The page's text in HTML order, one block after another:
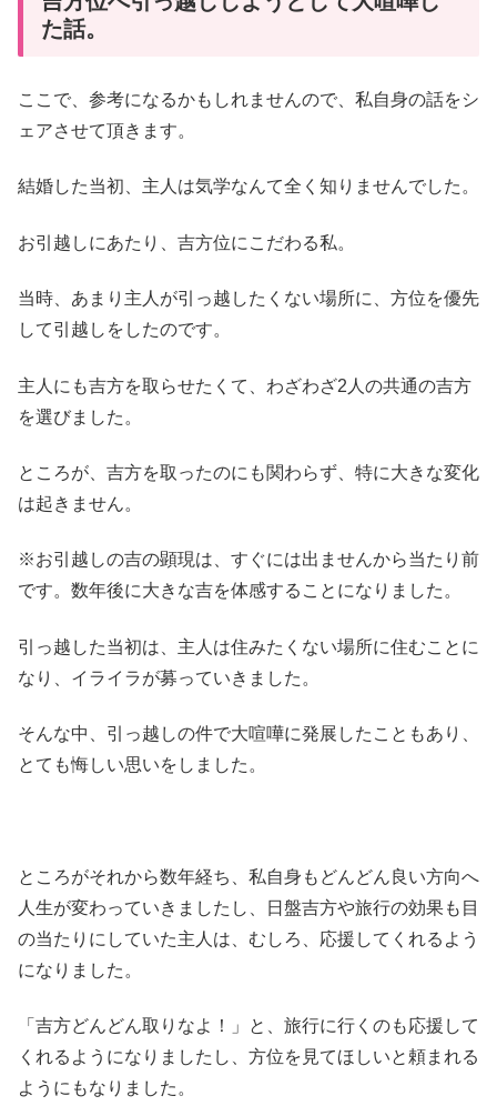
た話。
ここで、参考になるかもしれませんので、私自身の話をシ
ェアさせて頂きます。
結婚した当初、主人は気学なんて全く知りませんでした。
お引越しにあたり、吉方位にこだわる私。
当時、あまり主人が引っ越したくない場所に、方位を優先
して引越しをしたのです。
主人にも吉方を取らせたくて、わざわざ2人の共通の吉方
を選びました。
ところが、吉方を取ったのにも関わらず、特に大きな変化
は起きません。
※お引越しの吉の顕現は、すぐには出ませんから当たり前
です。数年後に大きな吉を体感することになりました。
引っ越した当初は、主人は住みたくない場所に住むことに
なり、イライラが募っていきました。
そんな中、引っ越しの件で大喧嘩に発展したこともあり、
とても悔しい思いをしました。
ところがそれから数年経ち、私自身もどんどん良い方向へ
人生が変わっていきましたし、日盤吉方や旅行の効果も目
の当たりにしていた主人は、むしろ、応援してくれるよう
になりました。
「吉方どんどん取りなよ！」と、旅行に行くのも応援して
くれるようになりましたし、方位を見てほしいと頼まれる
ようにもなりました。